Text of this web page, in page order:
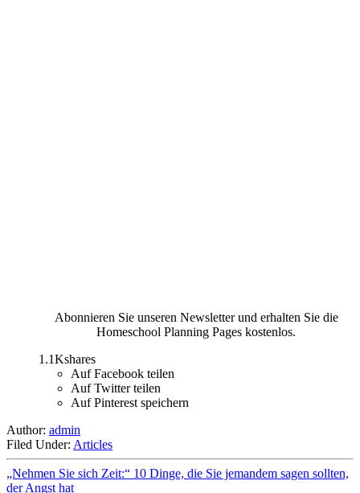
Abonnieren Sie unseren Newsletter und erhalten Sie die
Homeschool Planning Pages kostenlos.
1.1Kshares
Auf Facebook teilen
Auf Twitter teilen
Auf Pinterest speichern
Author: admin
Filed Under: Articles
„Nehmen Sie sich Zeit:“ 10 Dinge, die Sie jemandem sagen sollten,
der Angst hat